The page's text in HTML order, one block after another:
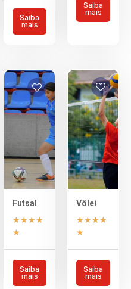
Saiba
mais
Saiba
mais
Futsal
★★★★
★
Saiba
mais
Vôlei
★★★★
★
Saiba
mais